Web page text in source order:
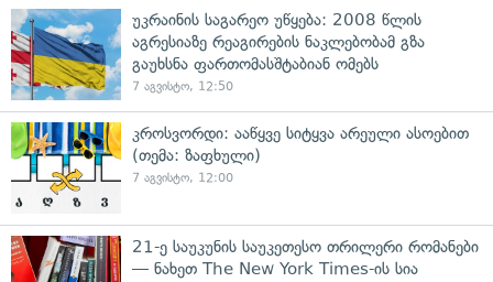
უკრაინის საგარეო უწყება: 2008 წლის
აგრესიაზე რეაგირების ნაკლებობამ გზა
გაუხსნა ფართომასშტაბიან ომებს
7 აგვისტო, 12:50
კროსვორდი: ააწყვე სიტყვა არეული ასოებით
(თემა: ზაფხული)
7 აგვისტო, 12:00
21-ე საუკუნის საუკეთესო თრილერი რომანები
— ნახეთ The New York Times-ის სია